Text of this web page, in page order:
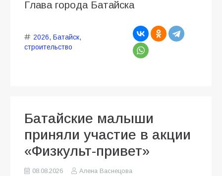
Глава города Батайска
2026, Батайск,
строительство
Батайские малыши
приняли участие в акции
«Физкульт-привет»
08.08.2026
Алена Васнецова